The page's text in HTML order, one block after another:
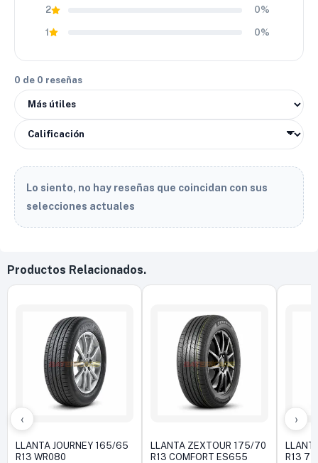
2 0%
1 0%
0 de 0 reseñas
Lo siento, no hay reseñas que coincidan con sus
selecciones actuales
Productos Relacionados.
‹
LLANTA JOURNEY 165/65
R13 WR080
LLANTA ZEXTOUR 175/70
R13 COMFORT ES655
R13
›